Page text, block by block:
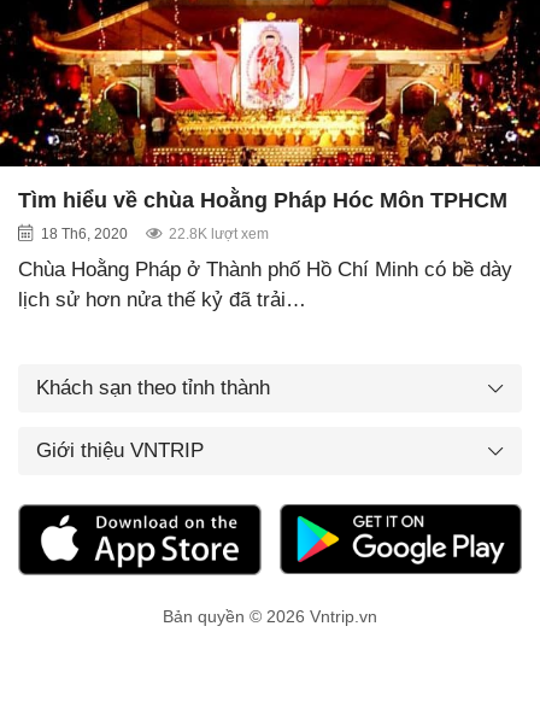
Tìm hiểu về chùa Hoằng Pháp Hóc Môn TPHCM
18 Th6, 2020 22.8K lượt xem
Chùa Hoằng Pháp ở Thành phố Hồ Chí Minh có bề dày
lịch sử hơn nửa thế kỷ đã trải…
Khách sạn theo tỉnh thành
Giới thiệu VNTRIP
Bản quyền © 2026 Vntrip.vn